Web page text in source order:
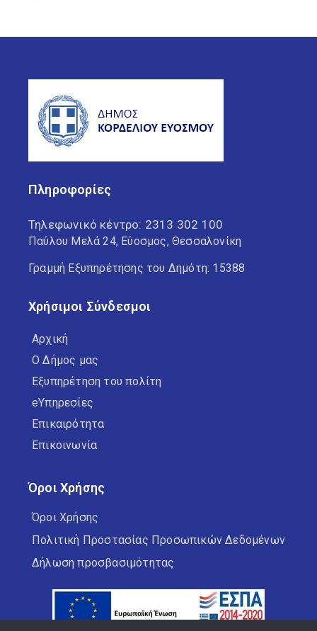
Πληροφορίες
Τηλεφωνικό κέντρο: 2313 302 100
Παύλου Μελά 24, Εύοσμος, Θεσσαλονίκη
Γραμμή Εξυπηρέτησης του Δημότη: 15388
Χρήσιμοι Σύνδεσμοι
Αρχική
Ο Δήμος μας
Εξυπηρέτηση του πολίτη
eΥπηρεσίες
Επικαιρότητα
Επικοινωνία
Όροι Χρήσης
Όροι Χρήσης
Πολιτική Προστασίας Προσωπικών Δεδομένων
Δήλωση προσβασιμότητας